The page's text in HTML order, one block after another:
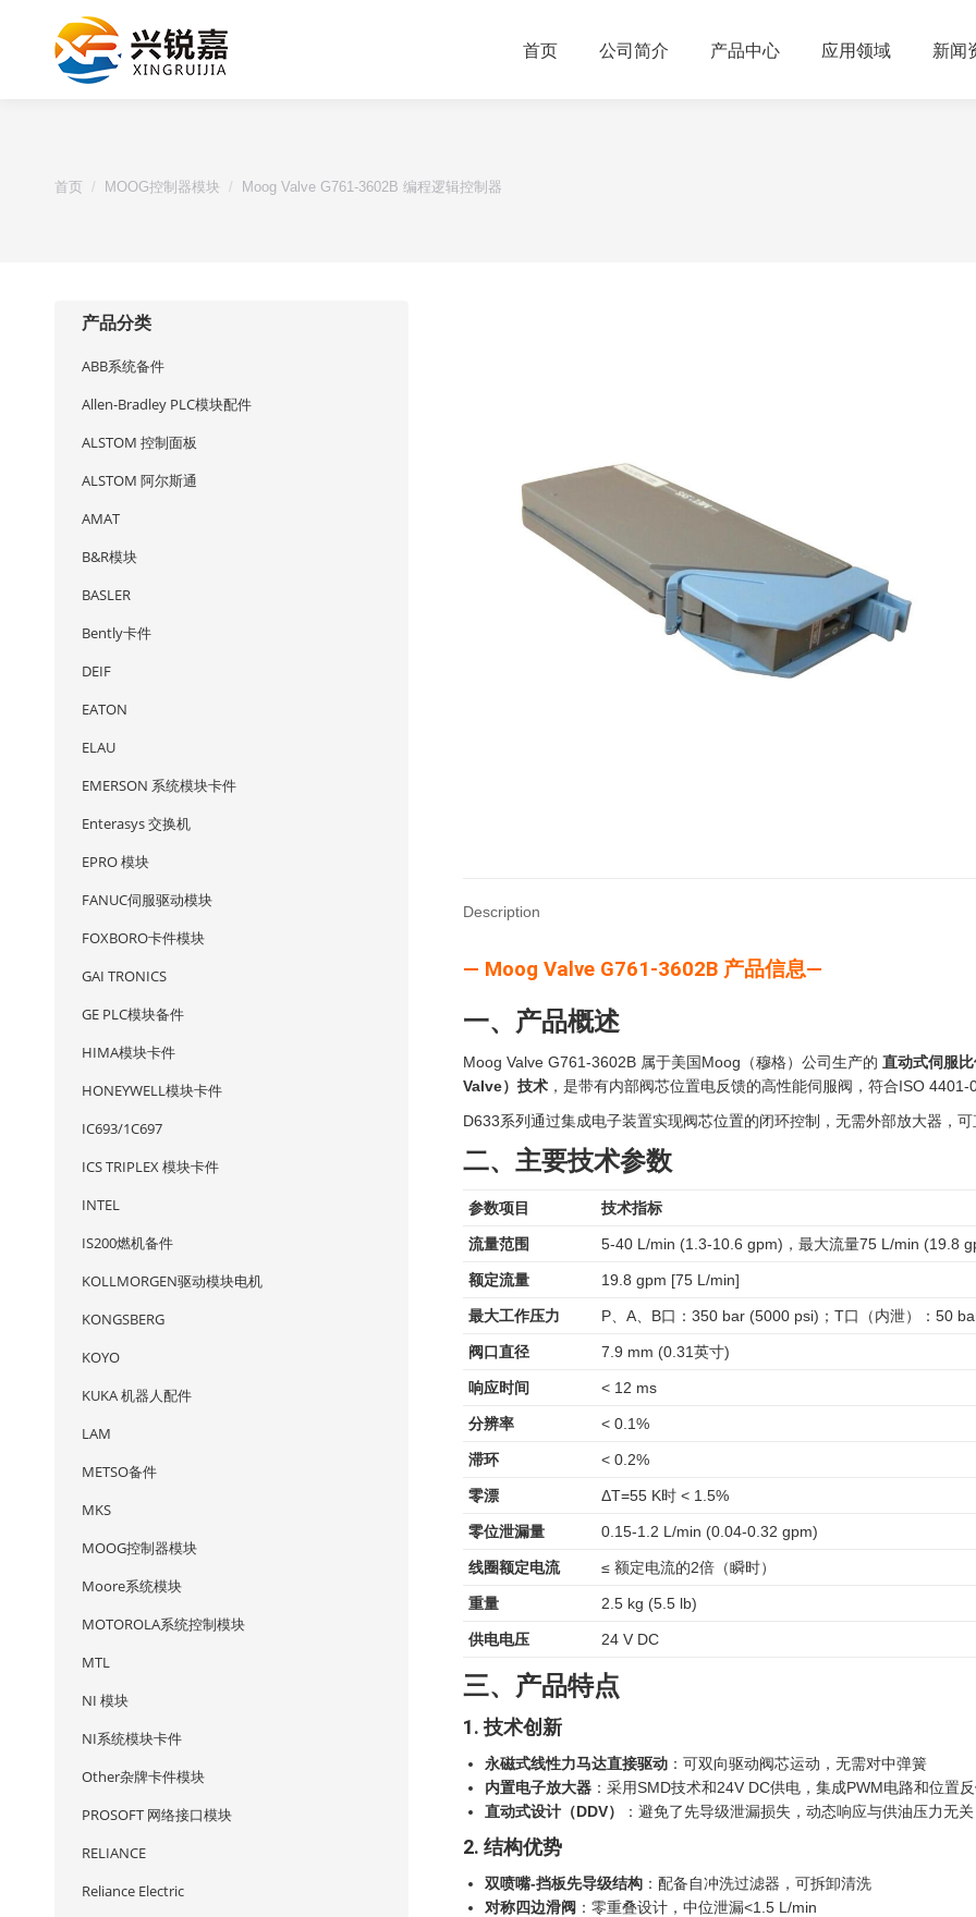
首页 公司简介 产品中心 应用领域 新闻
首页 MOOG控制器模块 Moog Valve G761-3602B 编程逻辑控制器
Description
— Moog Valve G761-3602B 产品信息—
一、产品概述
Moog Valve G761-3602B 属于美国Moog（穆格）公司生产的 直动式伺服
Valve）技术 ，是带有内部阀芯位置电反馈的高性能伺服阀，符合ISO
D633系列通过集成电子装置实现阀芯位置的闭环控制，无需外部放大器，
二、主要技术参数
参数项目 技术指标
流量范围 5-40 L/min (1.3-10.6 gpm)，最大流量75 L/min (19.8
额定流量 19.8 gpm [75 L/min]
最大工作压力 P、A、B口：350 bar (5000 psi)；T口（内泄）：50
阀口直径 7.9 mm (0.31英寸)
响应时间 < 12 ms
分辨率 < 0.1%
滞环 < 0.2%
零漂 ΔT=55 K时 < 1.5%
零位泄漏量 0.15-1.2 L/min (0.04-0.32 gpm)
线圈额定电流 ≤ 额定电流的2倍（瞬时）
重量 2.5 kg (5.5 lb)
供电电压 24 V DC
三、产品特点
1. 技术创新
永磁式线性力马达直接驱动 ：可双向驱动阀芯运动，无需对中弹簧
内置电子放大器 ：采用SMD技术和24V DC供电，集成PWM电路和位置
直动式设计（DDV）
‍：避免了先导级泄漏损失，动态响应与供油压力无关
2. 结构优势
双喷嘴-挡板先导级结构 ：配备自冲洗过滤器，可拆卸清洗
对称四边滑阀 ：零重叠设计，中位泄漏<1.5 L/min
产品分类
ABB系统备件
Allen-Bradley PLC模块配件
ALSTOM 控制面板
ALSTOM 阿尔斯通
AMAT
B&R模块
BASLER
Bently卡件
DEIF
EATON
ELAU
EMERSON 系统模块卡件
Enterasys 交换机
EPRO 模块
FANUC伺服驱动模块
FOXBORO卡件模块
GAI TRONICS
GE PLC模块备件
HIMA模块卡件
HONEYWELL模块卡件
IC693/1C697
ICS TRIPLEX 模块卡件
INTEL
IS200燃机备件
KOLLMORGEN驱动模块电机
KONGSBERG
KOYO
KUKA 机器人配件
LAM
METSO备件
MKS
MOOG控制器模块
Moore系统模块
MOTOROLA系统控制模块
MTL
NI 模块
NI系统模块卡件
Other杂牌卡件模块
PROSOFT 网络接口模块
RELIANCE
Reliance Electric